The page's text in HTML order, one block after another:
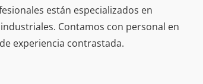
están especializados en
Contamos con personal en
experiencia contrastada.